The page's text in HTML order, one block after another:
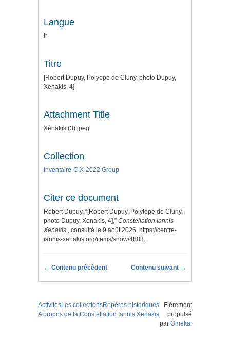
Langue
fr
Titre
[Robert Dupuy, Polyope de Cluny, photo Dupuy,
Xenakis, 4]
Attachment Title
Xénakis (3).jpeg
Collection
Inventaire-CIX-2022 Group
Citer ce document
Robert Dupuy, “[Robert Dupuy, Polytope de Cluny,
photo Dupuy, Xenakis, 4],” Constellation Iannis
Xenakis., consulté le 9 août 2026, https://centre-
iannis-xenakis.org/items/show/4883.
← Contenu précédent Contenu suivant →
ActivitésLes collectionsRepères historiques
A propos de la Constellation Iannis Xenakis
Fièrement
propulsé
par Omeka.